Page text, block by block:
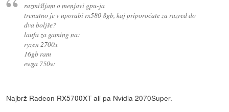
razmišljam o menjavi gpu-ja
trenutno je v uporabi rx580 8gb, kaj priporočate za razred do
dva boljše?
laufa za gaming na:
ryzen 2700x
16gb ram
ewga 750w
Najbrž Radeon RX5700XT ali pa Nvidia 2070Super.